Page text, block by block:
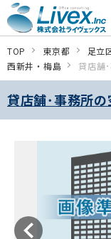
TOP 東京都 足立
西新井・梅島
貸店舗
貸店舗･事務所